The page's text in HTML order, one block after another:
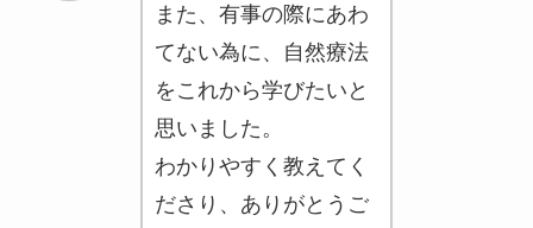
また、有事の際にあわ
てない為に、自然療法
をこれから学びたいと
思いました。
わかりやすく教えてく
ださり、ありがとうご